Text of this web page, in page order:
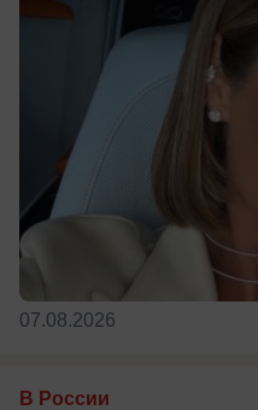
07.08.2026
В России